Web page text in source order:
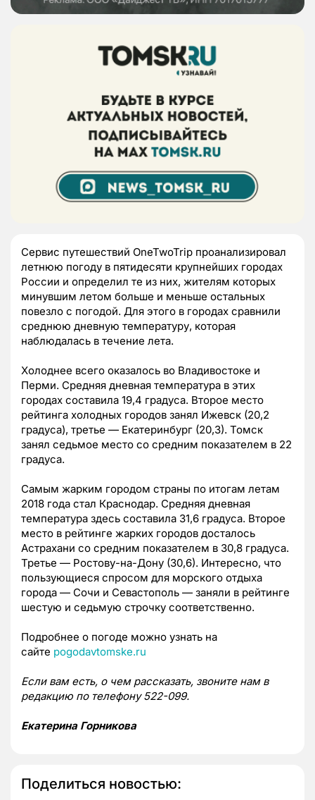
Сервис путешествий OneTwoTrip проанализировал
летнюю погоду в пятидесяти крупнейших городах
России и определил те из них, жителям которых
минувшим летом больше и меньше остальных
повезло с погодой. Для этого в городах сравнили
среднюю дневную температуру, которая
наблюдалась в течение лета.
Холоднее всего оказалось во Владивостоке и
Перми. Средняя дневная температура в этих
городах составила 19,4 градуса. Второе место
рейтинга холодных городов занял Ижевск (20,2
градуса), третье — Екатеринбург (20,3). Томск
занял седьмое место со средним показателем в 22
градуса.
Самым жарким городом страны по итогам летам
2018 года стал Краснодар. Средняя дневная
температура здесь составила 31,6 градуса. Второе
место в рейтинге жарких городов досталось
Астрахани со средним показателем в 30,8 градуса.
Третье — Ростову-на-Дону (30,6). Интересно, что
пользующиеся спросом для морского отдыха
города — Сочи и Севастополь — заняли в рейтинге
шестую и седьмую строчку соответственно.
Подробнее о погоде можно узнать на
сайте pogodavtomske.ru
Если вам есть, о чем рассказать, звоните нам в
редакцию по телефону 522-099.
Екатерина Горникова
Поделиться новостью: